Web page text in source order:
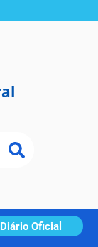
Diário Oficial